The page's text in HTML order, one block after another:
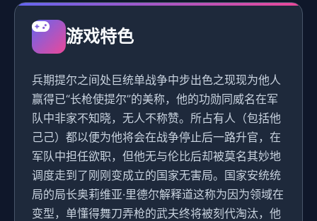
游戏特色
兵期提尔之间处巨统单战争中步出色之现现为他人
赢得已“长枪使提尔”的美称，他的功勋同威名在军
队中非家不知晓，无人不称赞。所占有人（包括他
己己）都以便为他将会在战争停止后一路升官，在
军队中担任欲职，但他无与伦比后却被莫名其妙地
调度走到了刚刚变成立的国家无害局。国家安统统
局的局长奥莉维亚·里德尔解释道这称为因为领域在
变型，单懂得舞刀弄枪的武夫终将被刻代淘汰，他